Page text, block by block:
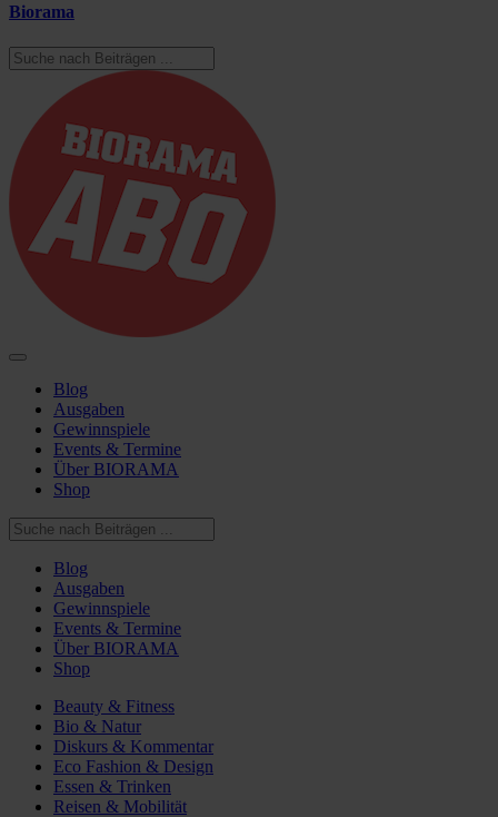
Biorama
Blog
Ausgaben
Gewinnspiele
Events & Termine
Über BIORAMA
Shop
Blog
Ausgaben
Gewinnspiele
Events & Termine
Über BIORAMA
Shop
Beauty & Fitness
Bio & Natur
Diskurs & Kommentar
Eco Fashion & Design
Essen & Trinken
Reisen & Mobilität